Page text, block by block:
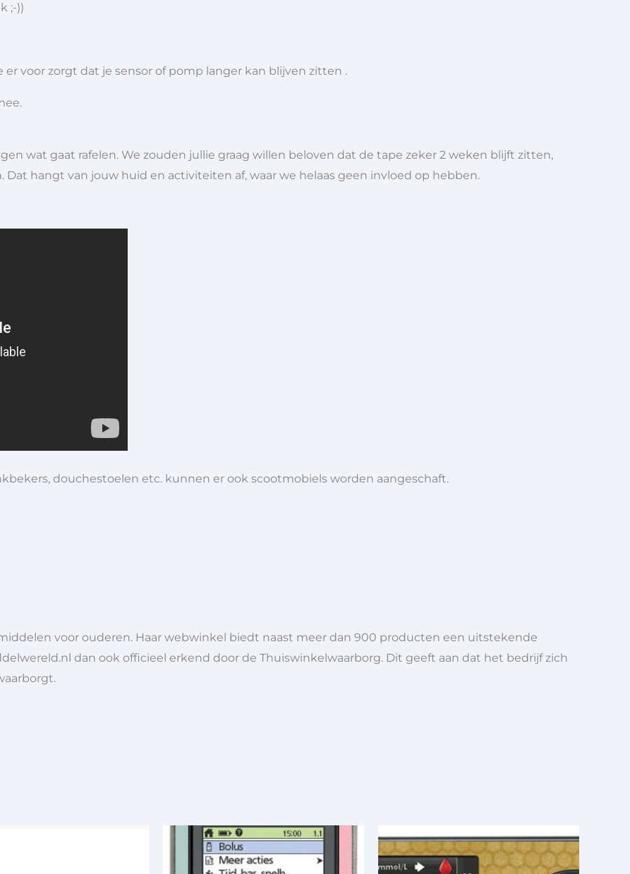
;-))
voor zorgt dat je sensor of pomp langer kan blijven zitten .
wat gaat rafelen. We zouden jullie graag willen beloven dat de tape zeker 2 weken blijft zitten,
hangt van jouw huid en activiteiten af, waar we helaas geen invloed op hebben.
douchestoelen etc. kunnen er ook scootmobiels worden aangeschaft.
voor ouderen. Haar webwinkel biedt naast meer dan 900 producten een uitstekende
dan ook officieel erkend door de Thuiswinkelwaarborg. Dit geeft aan dat het bedrijf zich